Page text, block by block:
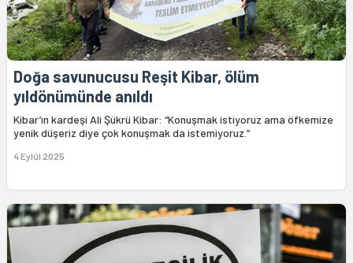
Doğa savunucusu Reşit Kibar, ölüm
yıldönümünde anıldı
Kibar’ın kardeşi Ali Şükrü Kibar: “Konuşmak istiyoruz ama öfkemize
yenik düşeriz diye çok konuşmak da istemiyoruz.”
4 Eylül 2025